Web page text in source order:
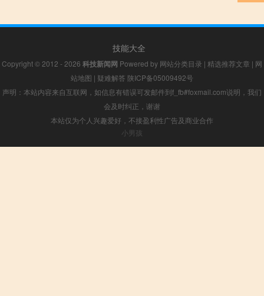
技能大全
Copyright © 2012 - 2026 科技新闻网 Powered by 网站分类目录 | 精选推荐文章 | 网
站地图 | 疑难解答 陕ICP备05009492号
声明：本站内容来自互联网，如信息有错误可发邮件到f_fb#foxmail.com说明，我们
会及时纠正，谢谢
本站仅为个人兴趣爱好，不接盈利性广告及商业合作
小男孩